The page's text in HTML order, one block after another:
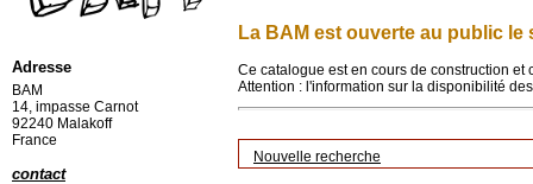
La BAM est ouverte au public le
Ce catalogue est en cours de construction
Attention : l'information sur la disponibilité
Nouvelle recherche
Adresse
BAM
14, impasse Carnot
92240 Malakoff
France
contact